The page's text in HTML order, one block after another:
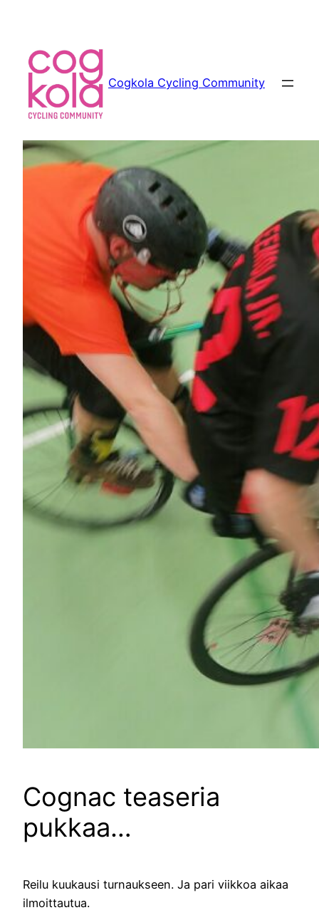
Cogkola Cycling Community
Cognac teaseria
pukkaa…
Reilu kuukausi turnaukseen. Ja pari viikkoa aikaa
ilmoittautua.